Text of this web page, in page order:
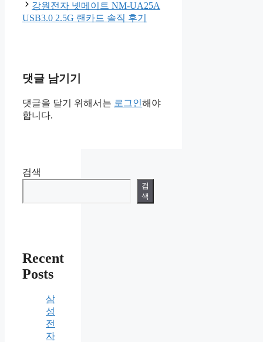
강원전자 넷메이트 NM-UA25A
USB3.0 2.5G 랜카드 솔직 후기
댓글 남기기
댓글을 달기 위해서는 로그인해야
합니다.
검색
검
색
Recent
Posts
삼
성
전
자